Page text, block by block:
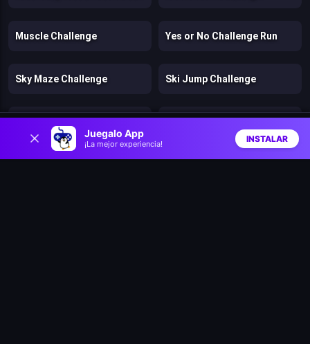
Juegalo App
¡La mejor experiencia!
INSTALAR
Muscle Challenge Yes or No Challenge Run
Sky Maze Challenge Ski Jump Challenge